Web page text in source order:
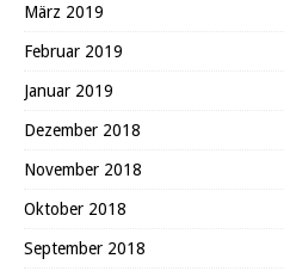
März 2019
Februar 2019
Januar 2019
Dezember 2018
November 2018
Oktober 2018
September 2018